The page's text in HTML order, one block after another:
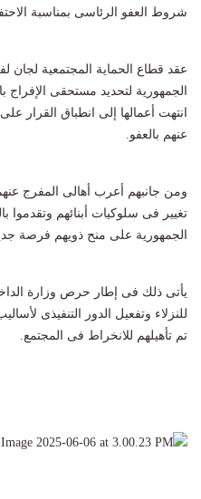
شروط العفو الرئاسى بمناسبة الاحتفال
عقد قطاع الحماية المجتمعية
الجمهورية لتحديد مستحقى الإفراج
عنهم بالعفو.
ومن جانبهم أعرب أهالى المفرج
تغيير فى سلوكيات أبنائهم وتقدموا
الجمهورية على منح ذويهم فرصة
يأتى ذلك فى إطار حرص وزارة
للنزلاء وتفعيل الدور التنفيذى
تم تأهيلهم للانخراط فى المجتمع.